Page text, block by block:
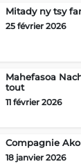
Mitady ny tsy
25 février 2026
Mahefasoa
tout
11 février 2026
Compagnie
18 janvier 2026